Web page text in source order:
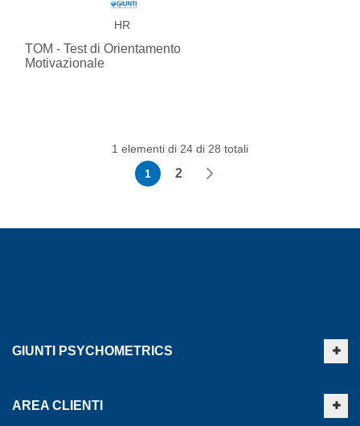
HR
TOM - Test di Orientamento
Motivazionale
1 elementi di 24 di 28 totali
Pagina
Attualmente stai leggendo la pagina
1
Pagina
2
GIUNTI PSYCHOMETRICS
AREA CLIENTI